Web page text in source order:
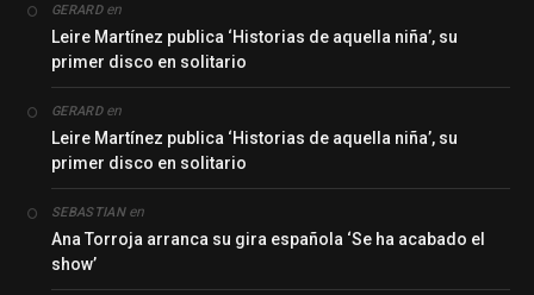
GERARDen
Leire Martínez publica ‘Historias de aquella niña’, su
primer disco en solitario
GERARDen
Leire Martínez publica ‘Historias de aquella niña’, su
primer disco en solitario
SEBASTIANen
Ana Torroja arranca su gira española ‘Se ha acabado el
show’